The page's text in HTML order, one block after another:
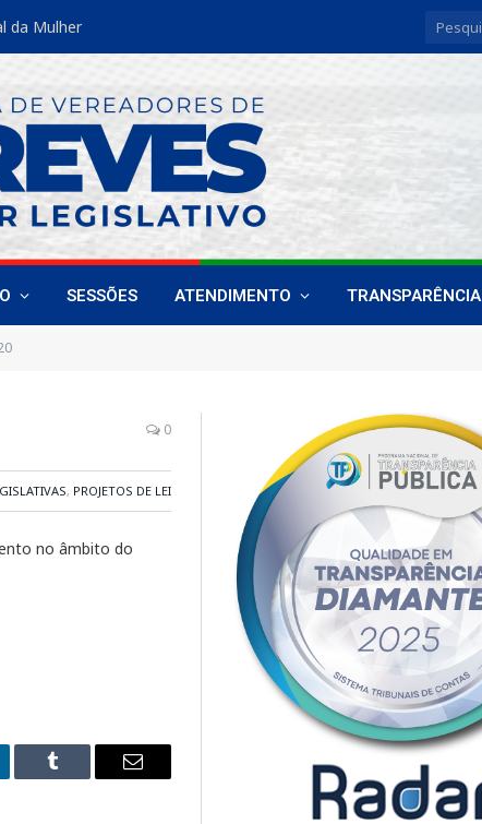
SESSÕES ATENDIMENTO TRANSPARÊNCIA
0
, PROJETOS DE LEI
no âmbito do
Tumblr
E-